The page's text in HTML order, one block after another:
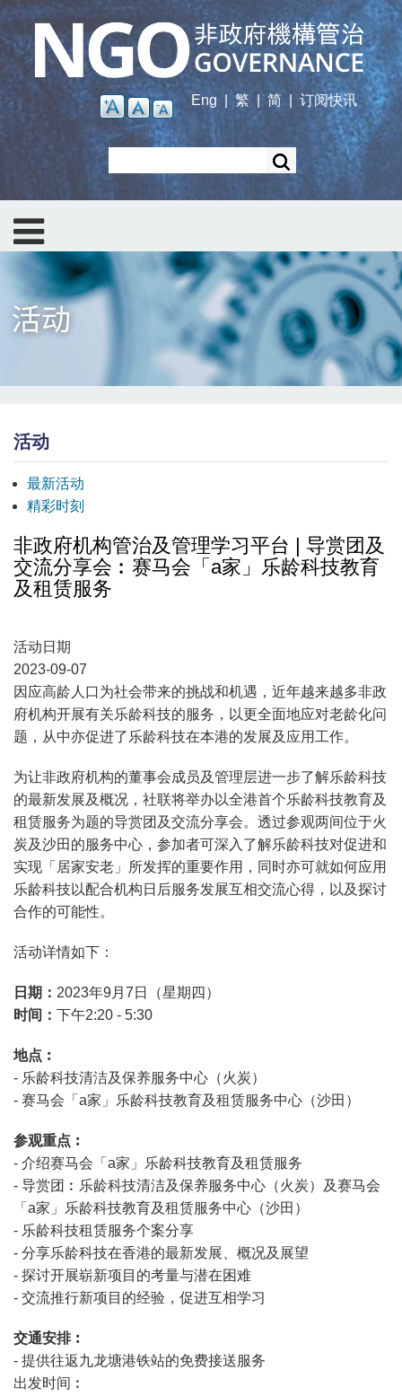
Skip
main
content
Eng
繁 | 简 订阅快讯
活动
最新活动
精彩时刻
非政府机构管治及管理学习平台 | 导赏团及
交流分享会︰赛马会「a家」乐龄科技教育
及租赁服务
活动日期
2023-09-07
因应高龄人口为社会带来的挑战和机遇，近年越来越多非政
府机构开展有关乐龄科技的服务，以更全面地应对老龄化问
题，从中亦促进了乐龄科技在本港的发展及应用工作。
为让非政府机构的董事会成员及管理层进一步了解乐龄科技
的最新发展及概况，社联将举办以全港首个乐龄科技教育及
租赁服务为题的导赏团及交流分享会。透过参观两间位于火
炭及沙田的服务中心，参加者可深入了解乐龄科技对促进和
实现「居家安老」所发挥的重要作用，同时亦可就如何应用
乐龄科技以配合机构日后服务发展互相交流心得，以及探讨
合作的可能性。
活动详情如下：
日期： 2023年9月7日（星期四）
时间： 下午2:20 - 5:30
地点︰
- 乐龄科技清洁及保养服务中心（火炭）
- 赛马会「a家」乐龄科技教育及租赁服务中心（沙田）
参观重点︰
- 介绍赛马会「a家」乐龄科技教育及租赁服务
- 导赏团︰乐龄科技清洁及保养服务中心（火炭）及赛马会
「a家」乐龄科技教育及租赁服务中心（沙田）
- 乐龄科技租赁服务个案分享
- 分享乐龄科技在香港的最新发展、概况及展望
- 探讨开展崭新项目的考量与潜在困难
- 交流推行新项目的经验，促进互相学习
交通安排︰
- 提供往返九龙塘港铁站的免费接送服务
出发时间︰